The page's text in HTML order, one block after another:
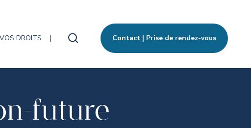
DROITS Rechercher Contact | Prise de rendez-vous
future